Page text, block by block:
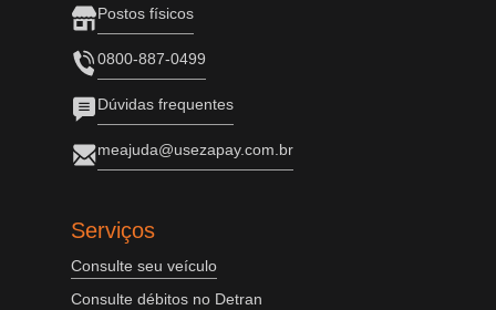
Postos físicos
0800-887-0499
Dúvidas frequentes
meajuda@usezapay.com.br
Serviços
Consulte seu veículo
Consulte débitos no Detran